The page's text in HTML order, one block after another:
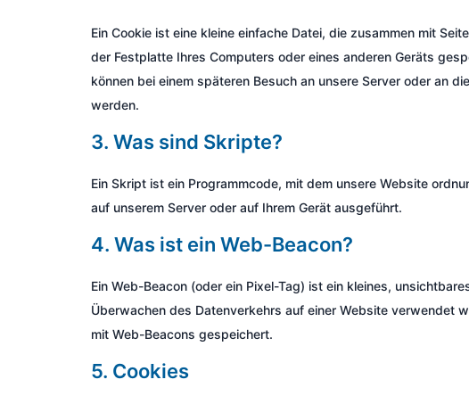
Ein Cookie ist eine kleine einfache Datei, die zusammen mit
der Festplatte Ihres Computers oder eines anderen Geräts
können bei einem späteren Besuch an unsere Server oder an
werden.
3. Was sind Skripte?
Ein Skript ist ein Programmcode, mit dem unsere Website
auf unserem Server oder auf Ihrem Gerät ausgeführt.
4. Was ist ein Web-Beacon?
Ein Web-Beacon (oder ein Pixel-Tag) ist ein kleines,
Überwachen des Datenverkehrs auf einer Website verwendet
mit Web-Beacons gespeichert.
5. Cookies